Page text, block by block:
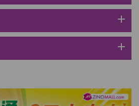
白樺樹水份防曬霜 50ml
多可加購1件
add
add